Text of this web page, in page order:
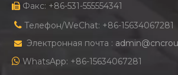
 Факс: +86-531-555554341
 Телефон/WeChat: +86-15634067281
 Электронная почта :
 WhatsApp: +86-15634067281